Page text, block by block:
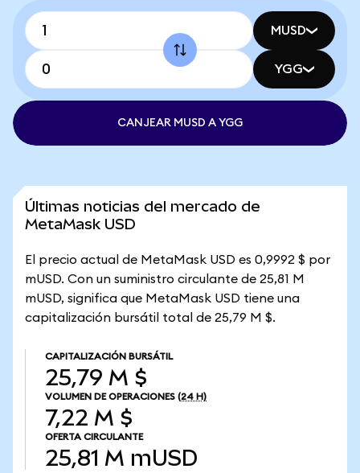
MUSD
YGG
CANJEAR MUSD A YGG
Últimas noticias del mercado de
MetaMask USD
El precio actual de MetaMask USD es 0,9992 $ por
mUSD. Con un suministro circulante de 25,81 M
mUSD, significa que MetaMask USD tiene una
capitalización bursátil total de 25,79 M $.
CAPITALIZACIÓN BURSÁTIL
25,79 M $
VOLUMEN DE OPERACIONES (24 H)
7,22 M $
OFERTA CIRCULANTE
25,81 M mUSD